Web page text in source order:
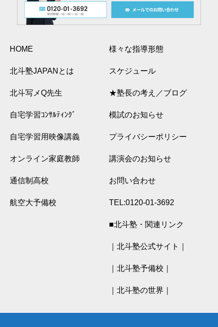
HOME
北斗塾JAPANとは
北斗写メQ先生
自宅学習ｺﾝｻﾙﾃｨﾝｸﾞ
自宅学習用映像講義
オンライン家庭教師
通信制高校
航空大予備校
様々な指導形態
スケジュール
★塾長の考え／ブログ
模試のお知らせ
プライバシーポリシー
講演会のお知らせ
お問い合わせ
TEL:0120-01-3692
■北斗塾・関連リンク
｜北斗塾公式サイト｜
｜北斗塾予備校｜
｜北斗塾の世界｜